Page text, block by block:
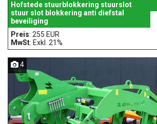
Hofstede stuurblokkering stuurslot
stuur slot blokkering anti diefstal
beveiliging
Preis: 255 EUR
MwSt: Exkl. 21%
4